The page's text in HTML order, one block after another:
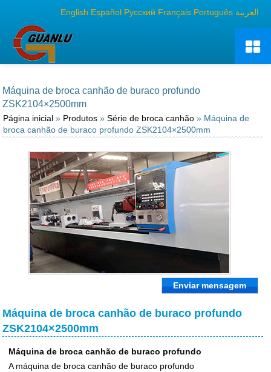
English Español Русский Français Português العربية
Máquina de broca canhão de buraco profundo
ZSK2104×2500mm
Página inicial » Produtos »Série de broca canhão » Máquina de
broca canhão de buraco profundo ZSK2104×2500mm
Enviar mensagem
Máquina de broca canhão de buraco profundo
ZSK2104×2500mm
Máquina de broca canhão de buraco profundo
A máquina de broca canhão de buraco profundo